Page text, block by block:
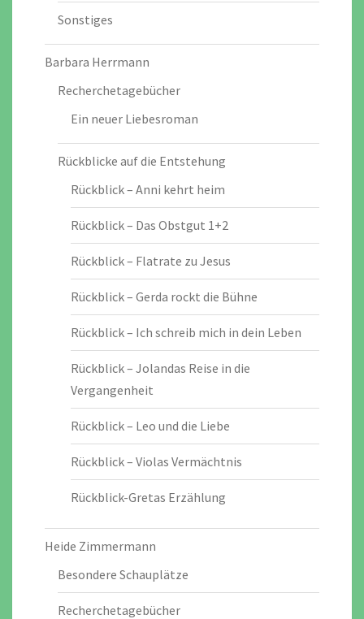
Sonstiges
Barbara Herrmann
Recherchetagebücher
Ein neuer Liebesroman
Rückblicke auf die Entstehung
Rückblick – Anni kehrt heim
Rückblick – Das Obstgut 1+2
Rückblick – Flatrate zu Jesus
Rückblick – Gerda rockt die Bühne
Rückblick – Ich schreib mich in dein Leben
Rückblick – Jolandas Reise in die
Vergangenheit
Rückblick – Leo und die Liebe
Rückblick – Violas Vermächtnis
Rückblick-Gretas Erzählung
Heide Zimmermann
Besondere Schauplätze
Recherchetagebücher